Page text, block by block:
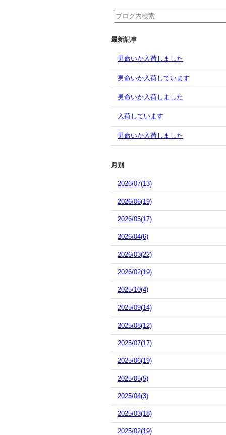
最新記事
男命いか入荷しました
男命いか入荷しています
男命いか入荷しました
入荷しています
男命いか入荷しました
月別
2026/07(13)
2026/06(19)
2026/05(17)
2026/04(6)
2026/03(22)
2026/02(19)
2025/10(4)
2025/09(14)
2025/08(12)
2025/07(17)
2025/06(19)
2025/05(5)
2025/04(3)
2025/03(18)
2025/02(19)